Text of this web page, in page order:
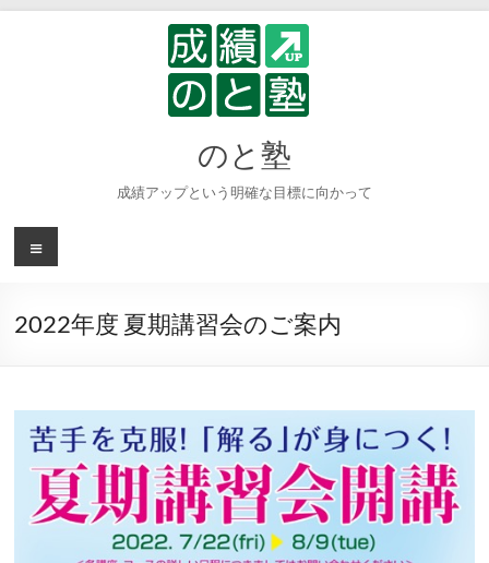
のと塾
成績アップという明確な目標に向かって
メ
ニ
ー
2022年度 夏期講習会のご案内